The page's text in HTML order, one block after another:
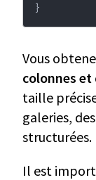
}
Vous
colonnes et
taille
galeries,
structurées.
Il est